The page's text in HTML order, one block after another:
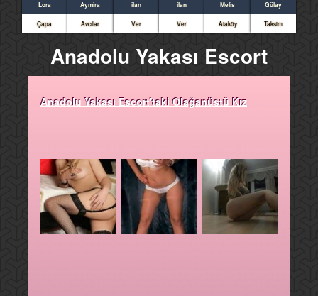
Lora
Çapa
Aymira
Avcılar
ilan
Ver
ilan
Ver
Melis
Ataköy
Gülay
Taksim
Anadolu Yakası Escort
Anadolu Yakası Escort'taki Olağanüstü Kız